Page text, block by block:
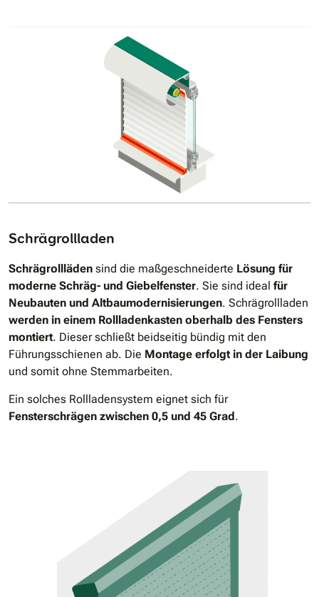
Schrägrollladen
Schrägrollläden sind die maßgeschneiderte Lösung für
moderne Schräg- und Giebelfenster. Sie sind ideal für
Neubauten und Altbaumodernisierungen. Schrägrollladen
werden in einem Rollladenkasten oberhalb des Fensters
montiert. Dieser schließt beidseitig bündig mit den
Führungsschienen ab. Die Montage erfolgt in der Laibung
und somit ohne Stemmarbeiten.
Ein solches Rollladensystem eignet sich für
Fensterschrägen zwischen 0,5 und 45 Grad .